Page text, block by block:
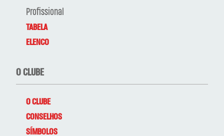
Profissional
TABELA
ELENCO
O CLUBE
O CLUBE
CONSELHOS
SÍMBOLOS